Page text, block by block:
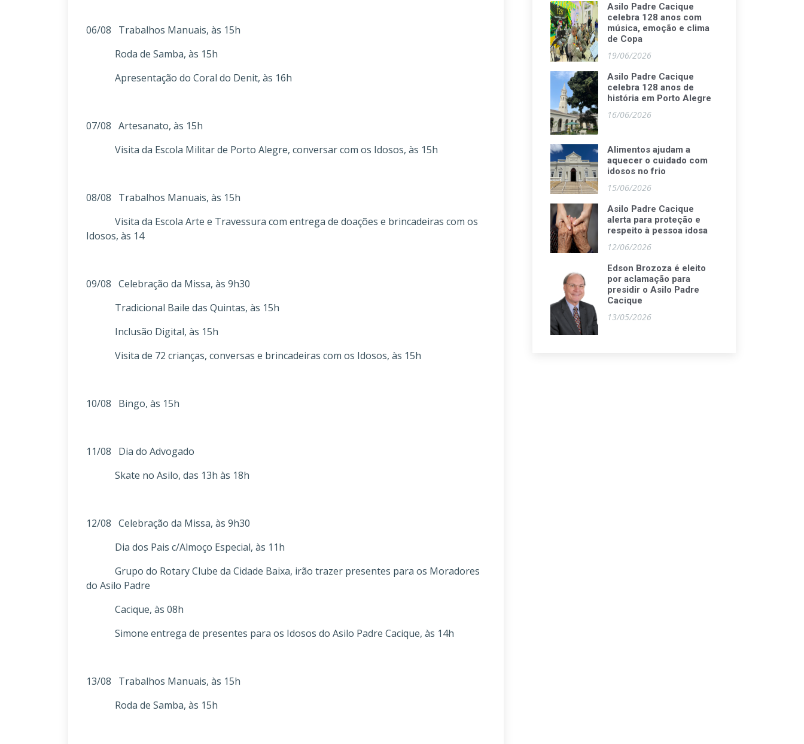
06/08 Trabalhos Manuais, às 15h
Roda de Samba, às 15h
Apresentação do Coral do Denit, às 16h
07/08 Artesanato, às 15h
Visita da Escola Militar de Porto Alegre, conversar com os Idosos, às 15h
08/08 Trabalhos Manuais, às 15h
Visita da Escola Arte e Travessura com entrega de doações e brincadeiras com os
Idosos, às 14
09/08 Celebração da Missa, às 9h30
Tradicional Baile das Quintas, às 15h
Inclusão Digital, às 15h
Visita de 72 crianças, conversas e brincadeiras com os Idosos, às 15h
10/08 Bingo, às 15h
11/08 Dia do Advogado
Skate no Asilo, das 13h às 18h
12/08 Celebração da Missa, às 9h30
Dia dos Pais c/Almoço Especial, às 11h
Grupo do Rotary Clube da Cidade Baixa, irão trazer presentes para os Moradores
do Asilo Padre
Cacique, às 08h
Simone entrega de presentes para os Idosos do Asilo Padre Cacique, às 14h
13/08 Trabalhos Manuais, às 15h
Roda de Samba, às 15h
Asilo Padre Cacique
celebra 128 anos com
música, emoção e clima
de Copa
19/06/2026
Asilo Padre Cacique
celebra 128 anos de
história em Porto Alegre
16/06/2026
Alimentos ajudam a
aquecer o cuidado com
idosos no frio
15/06/2026
Asilo Padre Cacique
alerta para proteção e
respeito à pessoa idosa
12/06/2026
Edson Brozoza é eleito
por aclamação para
presidir o Asilo Padre
Cacique
13/05/2026